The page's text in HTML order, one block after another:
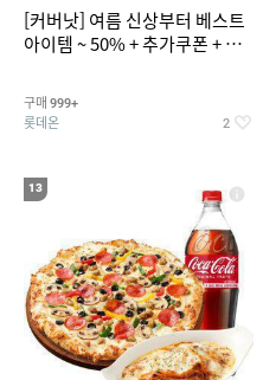
[커버낫] 여름 신상부터 베스트
아이템 ~ 50% + 추가쿠폰 + 카
구매 999+
롯데온 2
13